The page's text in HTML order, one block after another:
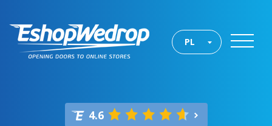
PL
4.6